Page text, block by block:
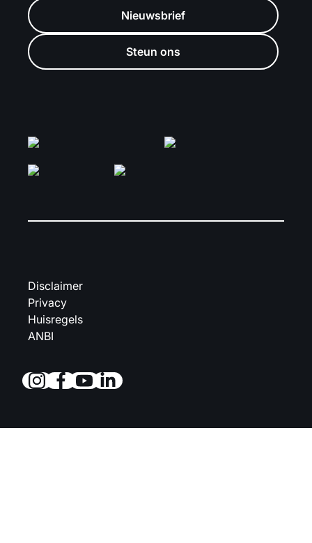
Nieuwsbrief
Steun ons
Disclaimer
Privacy
Huisregels
ANBI